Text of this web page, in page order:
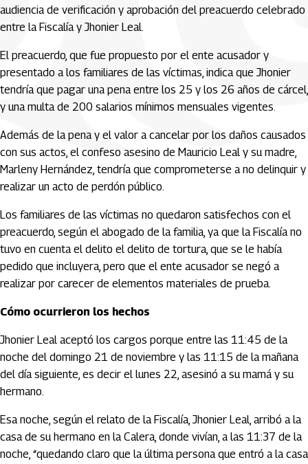
audiencia de verificación y aprobación del preacuerdo celebrado
entre la Fiscalía y Jhonier Leal.
El preacuerdo, que fue propuesto por el ente acusador y
presentado a los familiares de las víctimas, indica que Jhonier
tendría que pagar una pena entre los 25 y los 26 años de cárcel,
y una multa de 200 salarios mínimos mensuales vigentes.
Además de la pena y el valor a cancelar por los daños causados
con sus actos, el confeso asesino de Mauricio Leal y su madre,
Marleny Hernández, tendría que comprometerse a no delinquir y
realizar un acto de perdón público.
Los familiares de las víctimas no quedaron satisfechos con el
preacuerdo, según el abogado de la familia, ya que la Fiscalía no
tuvo en cuenta el delito el delito de tortura, que se le había
pedido que incluyera, pero que el ente acusador se negó a
realizar por carecer de elementos materiales de prueba.
Cómo ocurrieron los hechos
Jhonier Leal aceptó los cargos porque entre las 11:45 de la
noche del domingo 21 de noviembre y las 11:15 de la mañana
del día siguiente, es decir el lunes 22, asesinó a su mamá y su
hermano.
Esa noche, según el relato de la Fiscalía, Jhonier Leal, arribó a la
casa de su hermano en la Calera, donde vivían, a las 11:37 de la
noche, “quedando claro que la última persona que entró a la casa